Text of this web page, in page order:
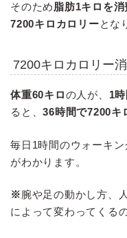
そのため脂肪1キロを
7200キロカロリーとな
7200キロカロリー
体重60キロの人が、 1
ると、36時間で7200キ
毎日1時間のウォーキ
がわかります。
※腕や足の動かし方、
によって変わってくる